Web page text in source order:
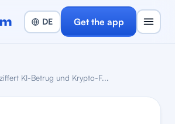
Get the app
KI-Betrug und Krypto-F...